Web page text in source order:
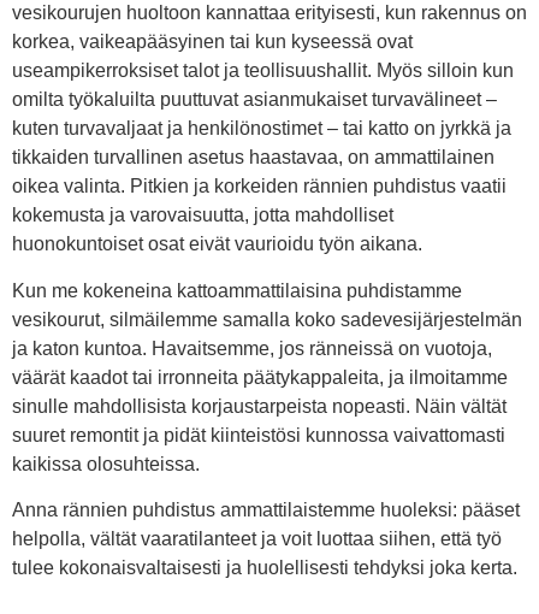
vesikourujen huoltoon kannattaa erityisesti, kun rakennus on
korkea, vaikeapääsyinen tai kun kyseessä ovat
useampikerroksiset talot ja teollisuushallit. Myös silloin kun
omilta työkaluilta puuttuvat asianmukaiset turvavälineet –
kuten turvavaljaat ja henkilönostimet – tai katto on jyrkkä ja
tikkaiden turvallinen asetus haastavaa, on ammattilainen
oikea valinta. Pitkien ja korkeiden rännien puhdistus vaatii
kokemusta ja varovaisuutta, jotta mahdolliset
huonokuntoiset osat eivät vaurioidu työn aikana.
Kun me kokeneina kattoammattilaisina puhdistamme
vesikourut, silmäilemme samalla koko sadevesijärjestelmän
ja katon kuntoa. Havaitsemme, jos ränneissä on vuotoja,
väärät kaadot tai irronneita päätykappaleita, ja ilmoitamme
sinulle mahdollisista korjaustarpeista nopeasti. Näin vältät
suuret remontit ja pidät kiinteistösi kunnossa vaivattomasti
kaikissa olosuhteissa.
Anna rännien puhdistus ammattilaistemme huoleksi: pääset
helpolla, vältät vaaratilanteet ja voit luottaa siihen, että työ
tulee kokonaisvaltaisesti ja huolellisesti tehdyksi joka kerta.